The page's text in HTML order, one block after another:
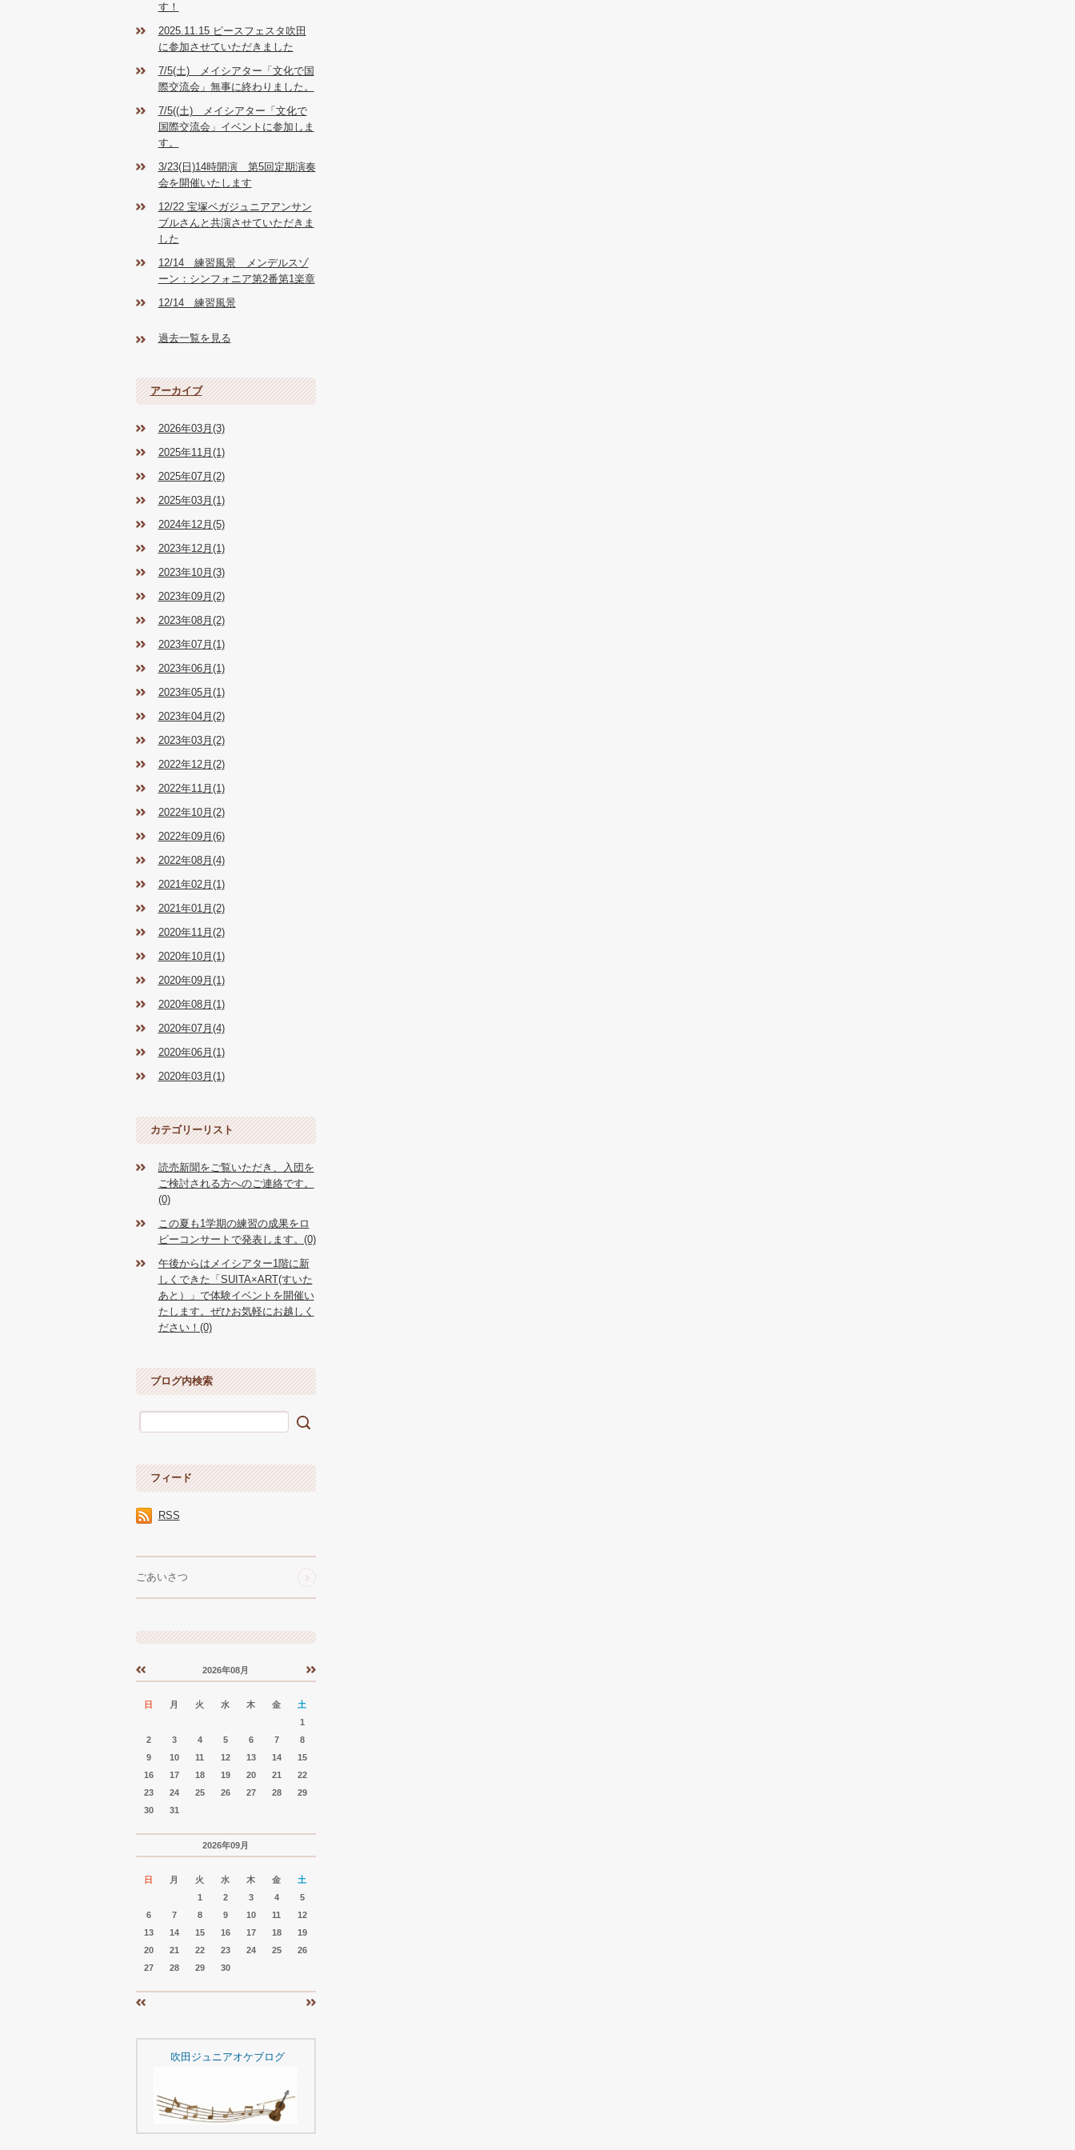
す！
2025.11.15 ピースフェスタ吹田
に参加させていただきました
7/5(土) メイシアター「文化で国
際交流会」無事に終わりました。
7/5((土) メイシアター「文化で
国際交流会」イベントに参加しま
す。
3/23(日)14時開演 第5回定期演奏
会を開催いたします
12/22 宝塚ベガジュニアアンサン
ブルさんと共演させていただきま
した
12/14 練習風景 メンデルスゾ
ーン：シンフォニア第2番第1楽章
12/14 練習風景
過去一覧を見る
アーカイブ
2026年03月(3)
2025年11月(1)
2025年07月(2)
2025年03月(1)
2024年12月(5)
2023年12月(1)
2023年10月(3)
2023年09月(2)
2023年08月(2)
2023年07月(1)
2023年06月(1)
2023年05月(1)
2023年04月(2)
2023年03月(2)
2022年12月(2)
2022年11月(1)
2022年10月(2)
2022年09月(6)
2022年08月(4)
2021年02月(1)
2021年01月(2)
2020年11月(2)
2020年10月(1)
2020年09月(1)
2020年08月(1)
2020年07月(4)
2020年06月(1)
2020年03月(1)
カテゴリーリスト
読売新聞をご覧いただき、入団を
ご検討される方へのご連絡です。
(0)
この夏も1学期の練習の成果をロ
ビーコンサートで発表します。(0)
午後からはメイシアター1階に新
しくできた「SUITA×ART(すいた
あと）」で体験イベントを開催い
たします。ぜひお気軽にお越しく
ださい！(0)
ブログ内検索
フィード
RSS
ごあいさつ
« »
2026年08月
日 月 火 水 木 金
土
1
2
3 4 5 6 7
8
9
10 11 12 13 14
15
16
17 18 19 20 21
22
23
24 25 26 27 28
29
30
31
2026年09月
日 月 火 水 木 金
土
1
2 3 4
5
6
7 8 9 10 11
12
13
14 15 16 17 18
19
20
21 22 23 24 25
26
27
28 29 30
吹田ジュニアオケブログ